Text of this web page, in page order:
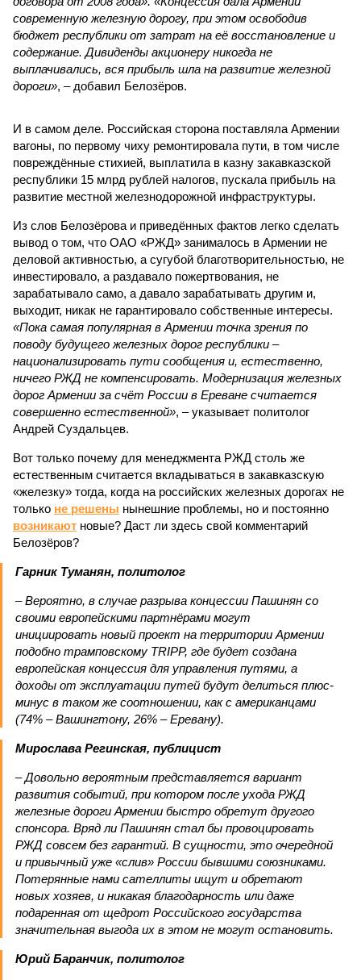
современную железную дорогу, при этом освободив
бюджет республики от затрат на её восстановление и
содержание. Дивиденды акционеру никогда не
выплачивались, вся прибыль шла на развитие железной
дороги», – добавил Белозёров.
И в самом деле. Российская сторона поставляла Армении
вагоны, по первому чиху ремонтировала пути, в том числе
повреждённые стихией, выплатила в казну закавказской
республики 15 млрд рублей налогов, пускала прибыль на
развитие местной железнодорожной инфраструктуры.
Из слов Белозёрова и приведённых фактов легко сделать
вывод о том, что ОАО «РЖД» занималось в Армении не
деловой активностью, а сугубой благотворительностью, не
инвестировало, а раздавало пожертвования, не
зарабатывало само, а давало зарабатывать другим и,
выходит, никак не гарантировало собственные интересы.
«Пока самая популярная в Армении точка зрения по
поводу будущего железных дорог рес­публики –
национализировать пути сообщения и, естественно,
ничего РЖД не компенсировать. Модернизация железных
дорог Армении за счёт России в Ереване считается
совершенно естественной», – указывает политолог
Андрей Суздальцев.
Вот только почему для менеджмента РЖД столь же
естественным считается вкладываться в закавказскую
«железку» тогда, когда на российских железных дорогах не
только не решены нынешние проблемы, но и постоянно
возникают новые? Даст ли здесь свой комментарий
Белозёров?
Гарник Туманян, политолог
– Вероятно, в случае разрыва концессии Пашинян со
своими европейскими партнёрами могут
инициировать новый проект на территории Армении
подобно трамповскому TRIPP, где будет создана
европейская концессия для управления путями, а
доходы от эксплуатации путей будут делиться плюс-
минус в таком же соотношении, как с американцами
(74% – Вашингтону, 26% – Еревану).
Мирослава Регинская, публицист
– Довольно вероятным представляется вариант
развития событий, при котором после ухода РЖД
железные дороги Армении быстро обретут другого
спонсора. Вряд ли Пашинян стал бы провоцировать
РЖД совсем без гарантий. В сущности, это очередной
и привычный уже «слив» России бывшими союзниками.
Потерянные нами сателлиты ищут и обретают
новых хозяев, и никакая благодарность или даже
подаренная от щедрот Российского государства
значительная выгода их в этом не могут остановить.
Юрий Баранчик, политолог